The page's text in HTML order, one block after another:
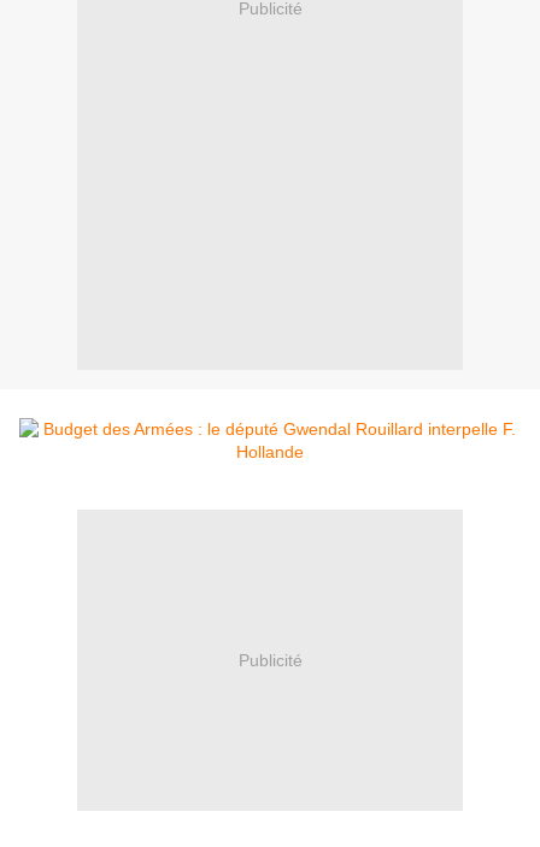
Publicité
Publicité